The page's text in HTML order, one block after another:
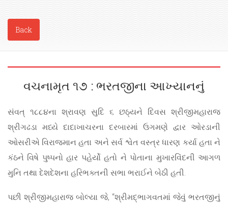
Back
વચનામૃત ૧૭ : ભરતજીના આખ્યાનનું
સંવત્ ૧૮૮૪ના શ્રાવણ સુદિ ૬ છઠ્યને દિવસ શ્રીજીમહારાજ
શ્રીગઢડા મધ્યે દાદાખાચરના દરબારમાં ઉગમણે દ્વાર ઓરડાની
ઓસરીએ વિરાજમાન હતા અને સર્વ શ્વેત વસ્ત્ર ધારણ કર્યા હતા ને
કંઠને વિષે પુષ્પનો હાર પહેર્યો હતો ને પોતાના મુખારવિંદની આગળ
મુનિ તથા દેશદેશના હરિભક્તની સભા ભરાઈને બેઠી હતી.
પછી શ્રીજીમહારાજ બોલ્યા જે, “શ્રીમદ્‌ભાગવતમાં જેવું ભરતજીનું